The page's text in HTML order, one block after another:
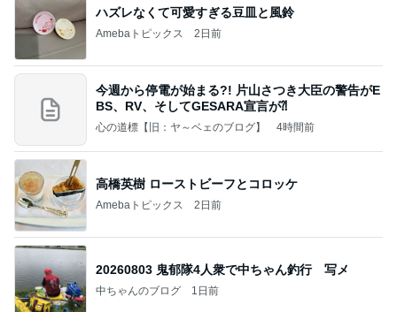
ハズレなくて可愛すぎる豆皿と風鈴
Amebaトピックス 2日前
今週から停電が始まる?! 片山さつき大臣の警告がE
BS、RV、そしてGESARA宣言が⁈
心の道標【旧：ヤ～ベェのブログ】 4時間前
高橋英樹 ローストビーフとコロッケ
Amebaトピックス 2日前
20260803 鬼郁隊4人衆で中ちゃん釣行 写メ
中ちゃんのブログ 1日前